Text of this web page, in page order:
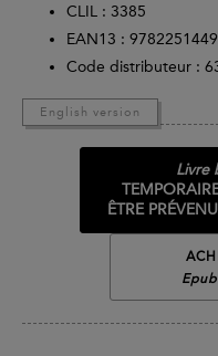
CLIL : 3385
EAN13 :
Code distributeur :
English version
Livre
ÊTRE